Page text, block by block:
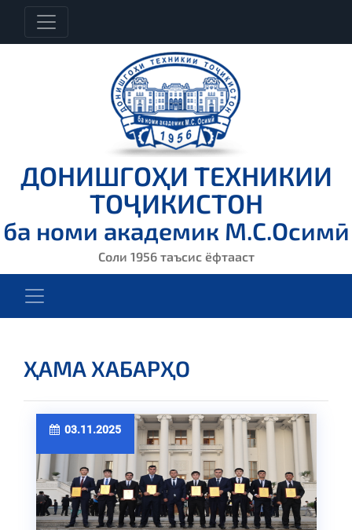
ДОНИШГОҲИ ТЕХНИКИИ
ТОҶИКИСТОН
ба номи академик М.С.Осимӣ
Соли 1956 таъсис ёфтааст
ҲАМА ХАБАРҲО
03.11.2025